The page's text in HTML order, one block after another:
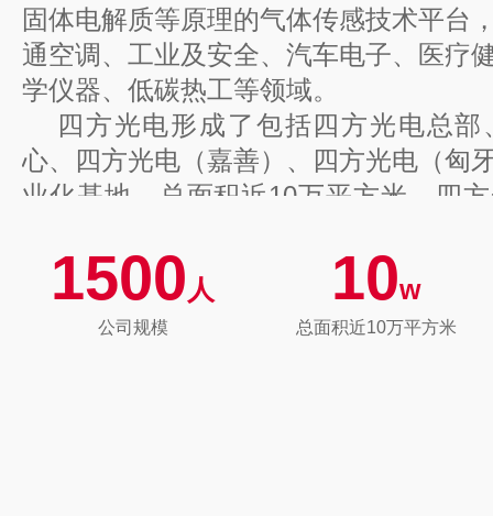
固体电解质等原理的气体传感技术平台
通空调、工业及安全、汽车电子、医疗
学仪器、低碳热工等领域。
四方光电形成了包括四方光电总
心、四方光电（嘉善）、四方光电（匈
业化基地，总面积近10万平方米。四
及博士后科研工作站。同时公司积极
系，先后获得国家重大科学仪器设备开
网发展专项、工信部强基工程传感器“1
1500 人
公司规模
10w
总面积近10万平方米